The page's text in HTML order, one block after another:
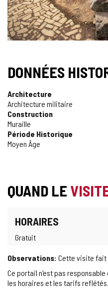
DONNÉES
Architecture
Architecture militaire
Construction
Muraille
Période Historique
Moyen Âge
QUAND LE
HORAIRES
Gratuit
Observations: Cette visite fait
Ce portail n'est pas
les horaires et les tarifs reflétés.